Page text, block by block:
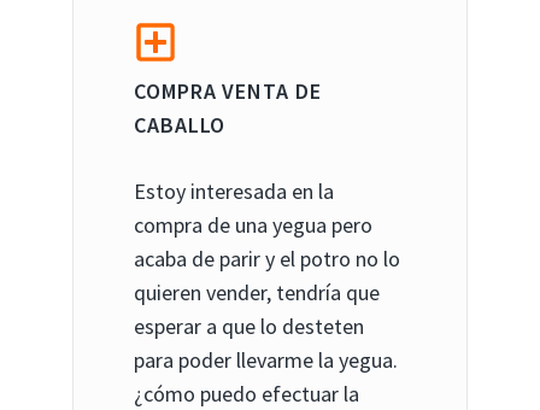
COMPRA VENTA DE
CABALLO
Estoy interesada en la
compra de una yegua pero
acaba de parir y el potro no lo
quieren vender, tendría que
esperar a que lo desteten
para poder llevarme la yegua.
¿cómo puedo efectuar la